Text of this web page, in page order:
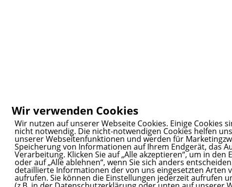
Wir verwenden Cookies
Wir nutzen auf unserer Webseite Cookies. Einige Cookies
nicht notwendig. Die nicht-notwendigen Cookies helfen
unserer Webseitenfunktionen und werden für
Speicherung von Informationen auf Ihrem Endgerät, das
Verarbeitung. Klicken Sie auf „Alle akzeptieren“, um in
oder auf „Alle ablehnen“, wenn Sie sich anders
detaillierte Informationen der von uns eingesetzten Arten
aufrufen. Sie können die Einstellungen jederzeit aufrufen